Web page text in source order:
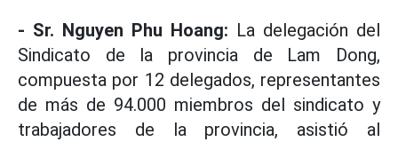
- Sr. Nguyen Phu Hoang: La delegación del
Sindicato de la provincia de Lam Dong,
compuesta por 12 delegados, representantes
de más de 94.000 miembros del sindicato y
trabajadores de la provincia, asistió al